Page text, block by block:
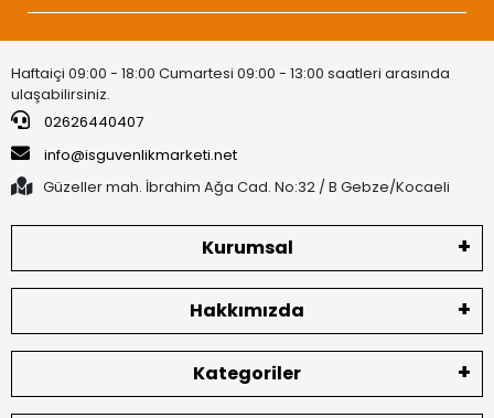
Haftaiçi 09:00 - 18:00 Cumartesi 09:00 - 13:00 saatleri arasında
ulaşabilirsiniz.
02626440407
info@isguvenlikmarketi.net
Güzeller mah. İbrahim Ağa Cad. No:32 / B Gebze/Kocaeli
Kurumsal
Hakkımızda
Kategoriler